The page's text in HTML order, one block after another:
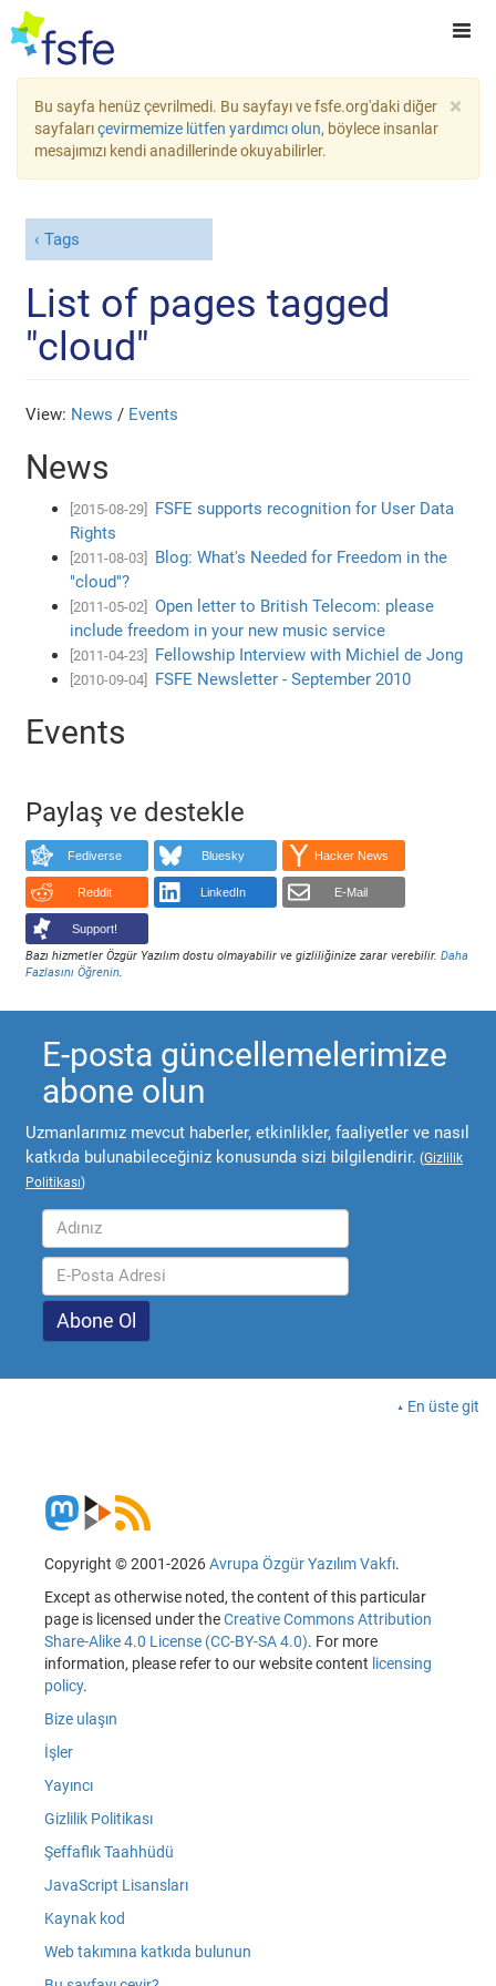
×
Bu sayfa henüz çevrilmedi. Bu sayfayı ve fsfe.org'daki diğer
sayfalarıçevirmemize lütfen yardımcı olun, böylece insanlar
mesajımızı kendi anadillerinde okuyabilirler.
Tags
List of pages tagged
"cloud"
View: News / Events
News
[2015-08-29]
FSFE supports recognition for User Data
Rights
[2011-08-03]
Blog: What's Needed for Freedom in the
"cloud"?
[2011-05-02]
Open letter to British Telecom: please
include freedom in your new music service
[2011-04-23] Fellowship Interview with Michiel de Jong
[2010-09-04] FSFE Newsletter - September 2010
Events
Paylaş ve destekle
Fediverse Bluesky Hacker News
Reddit LinkedIn E-Mail
Support!
Bazı hizmetler Özgür Yazılım dostu olmayabilir ve gizliliğinize zarar verebilir.Daha
Fazlasını Öğrenin.
E-posta güncellemelerimize
abone olun
Uzmanlarımız mevcut haberler, etkinlikler, faaliyetler ve nasıl
katkıda bulunabileceğiniz konusunda sizi bilgilendirir. (Gizlilik
Politikası)
En üste git
Copyright © 2001-2026Avrupa Özgür Yazılım Vakfı.
Except as otherwise noted, the content of this particular
page is licensed under theCreative Commons Attribution
Share-Alike 4.0 License (CC-BY-SA 4.0). For more
information, please refer to our website content licensing
policy.
Bize ulaşın
İşler
Yayıncı
Gizlilik Politikası
Şeffaflık Taahhüdü
JavaScript Lisansları
Kaynak kod
Web takımına katkıda bulunun